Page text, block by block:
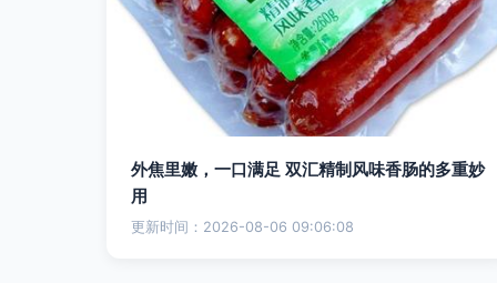
外焦里嫩，一口满足 双汇精制风味香肠的多重妙
用
更新时间：2026-08-06 09:06:08